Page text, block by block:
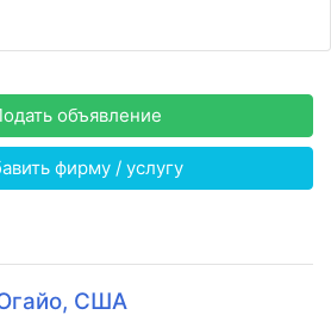
объявление
фирму / услугу
США